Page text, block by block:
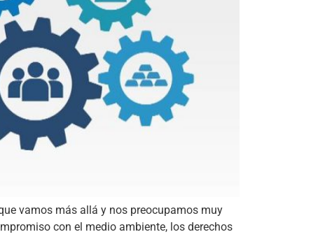
vamos más allá y nos preocupamos muy
con el medio ambiente, los derechos